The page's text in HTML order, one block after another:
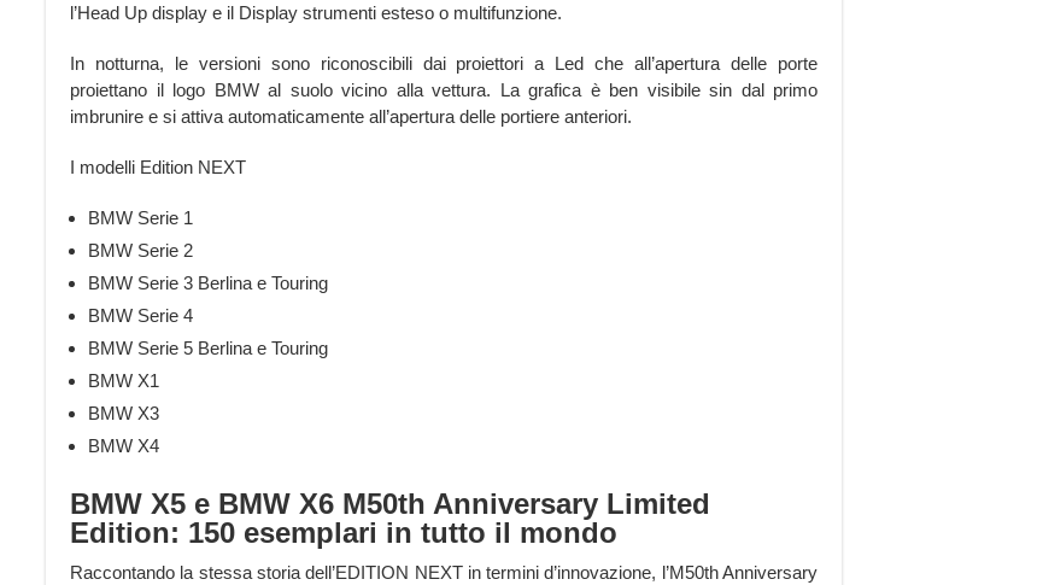
l’Head Up display e il Display strumenti esteso o multifunzione.
In notturna, le versioni sono riconoscibili dai proiettori a Led che all’apertura delle porte
proiettano il logo BMW al suolo vicino alla vettura. La grafica è ben visibile sin dal primo
imbrunire e si attiva automaticamente all’apertura delle portiere anteriori.
I modelli Edition NEXT
BMW Serie 1
BMW Serie 2
BMW Serie 3 Berlina e Touring
BMW Serie 4
BMW Serie 5 Berlina e Touring
BMW X1
BMW X3
BMW X4
BMW X5 e BMW X6 M50th Anniversary Limited
Edition: 150 esemplari in tutto il mondo
Raccontando la stessa storia dell’EDITION NEXT in termini d’innovazione, l’M50th Anniversary